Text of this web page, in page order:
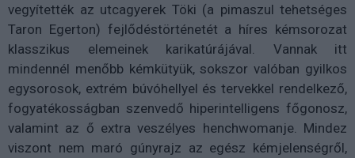
vegyítették az utcagyerek Töki (a pimaszul tehetséges
Taron Egerton) fejlődéstörténetét a híres kémsorozat
klasszikus elemeinek karikatúrájával. Vannak itt
mindennél menőbb kémkütyük, sokszor valóban gyilkos
egysorosok, extrém búvóhellyel és tervekkel rendelkező,
fogyatékosságban szenvedő hiperintelligens főgonosz,
valamint az ő extra veszélyes henchwomanje. Mindez
viszont nem maró gúnyrajz az egész kémjelenségről,